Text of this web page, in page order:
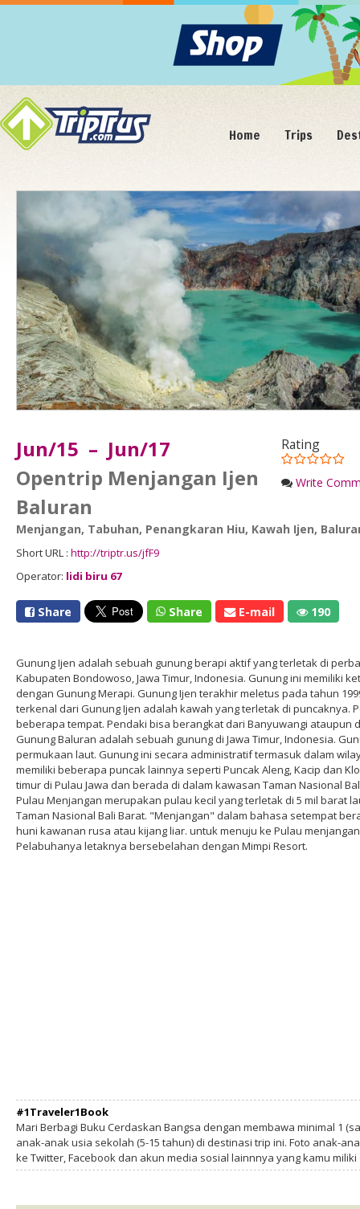
Home Trips
Rating
Write
Jun/15 – Jun/17
Opentrip Menjangan Ijen
Baluran
Menjangan, Tabuhan, Penangkaran Hiu, Kawah Ijen,
Short URL : http://triptr.us/jfF9
Operator: lidi biru 67
Share Share E-mail 190
Gunung Ijen adalah sebuah gunung berapi aktif yang terletak di
Kabupaten Bondowoso, Jawa Timur, Indonesia. Gunung ini memiliki
dengan Gunung Merapi. Gunung Ijen terakhir meletus pada tahun
terkenal dari Gunung Ijen adalah kawah yang terletak di puncaknya.
beberapa tempat. Pendaki bisa berangkat dari Banyuwangi ataupun
Gunung Baluran adalah sebuah gunung di Jawa Timur, Indonesia.
permukaan laut. Gunung ini secara administratif termasuk dalam
memiliki beberapa puncak lainnya seperti Puncak Aleng, Kacip dan
timur di Pulau Jawa dan berada di dalam kawasan Taman Nasional
Pulau Menjangan merupakan pulau kecil yang terletak di 5 mil barat
Taman Nasional Bali Barat. "Menjangan" dalam bahasa setempat
huni kawanan rusa atau kijang liar. untuk menuju ke Pulau
Pelabuhanya letaknya bersebelahan dengan Mimpi Resort.
#1Traveler1Book
Mari Berbagi Buku Cerdaskan Bangsa dengan membawa minimal 1
anak-anak usia sekolah (5-15 tahun) di destinasi trip ini. Foto anak-
ke Twitter, Facebook dan akun media sosial lainnnya yang kamu